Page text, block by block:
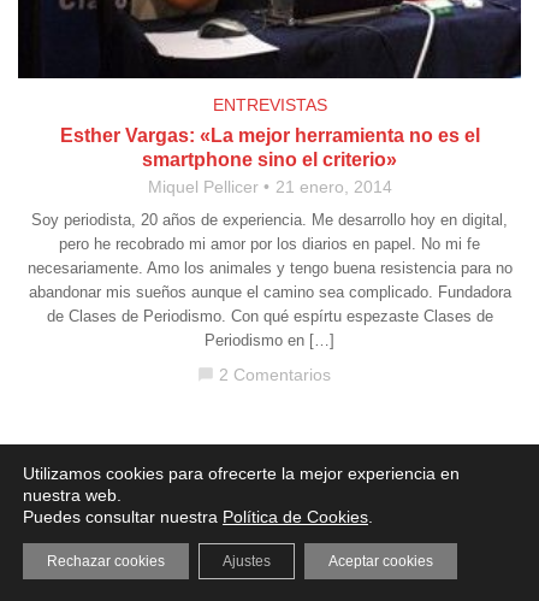
ENTREVISTAS
Esther Vargas: «La mejor herramienta no es el
smartphone sino el criterio»
Miquel Pellicer 21 enero, 2014
Soy periodista, 20 años de experiencia. Me desarrollo hoy en digital,
pero he recobrado mi amor por los diarios en papel. No mi fe
necesariamente. Amo los animales y tengo buena resistencia para no
abandonar mis sueños aunque el camino sea complicado. Fundadora
de Clases de Periodismo. Con qué espírtu espezaste Clases de
Periodismo en […]
chat_bubble 2 Comentarios
Aviso legal·Política de Privacidad·Política de Cookies
Utilizamos cookies para ofrecerte la mejor experiencia en
nuestra web.
Puedes consultar nuestra Política de Cookies
Aceptar cookies
Rechazar cookies Ajustes